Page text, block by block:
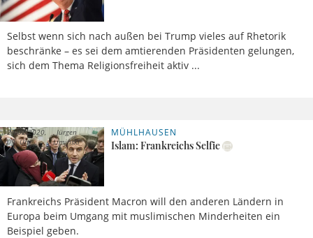
Selbst wenn sich nach außen bei Trump vieles auf Rhetorik
beschränke – es sei dem amtierenden Präsidenten gelungen,
sich dem Thema Religionsfreiheit aktiv ...
MÜHLHAUSEN
Islam: Frankreichs Selfie
Frankreichs Präsident Macron will den anderen Ländern in
Europa beim Umgang mit muslimischen Minderheiten ein
Beispiel geben.
20.02.2020,
09 Uhr
Jürgen
Liminski